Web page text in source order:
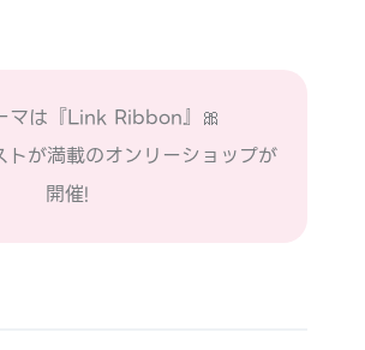
マは『Link Ribbon』🎀
トが満載のオンリーショップが
開催!